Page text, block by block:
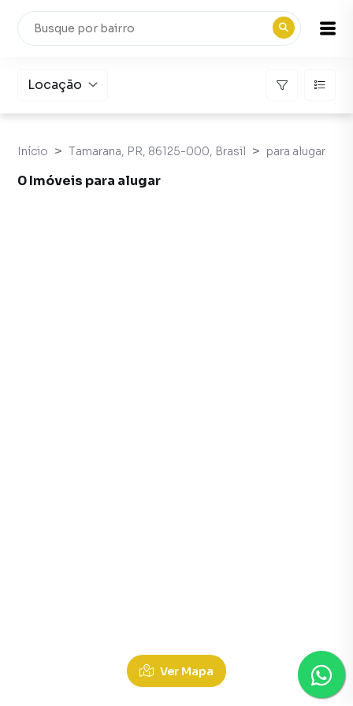
Locação
Início Tamarana, PR, 86125-000, Brasil para alugar
0 Imóveis para alugar
Ver Mapa